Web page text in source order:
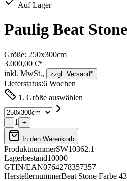
Auf Lager
Paulig Beat
Größe: 250x300cm
3.000,00 €*
inkl. MwSt.,
zzgl. Versand*
Lieferstatus:6 Wochen
1. Größe auswählen
- 1 +
In den Warenkorb
ProduktnummerSW10362.1
Lagerbestand10000
GTIN/EAN0764278357357
HerstellernummerBeat Stone Farbe